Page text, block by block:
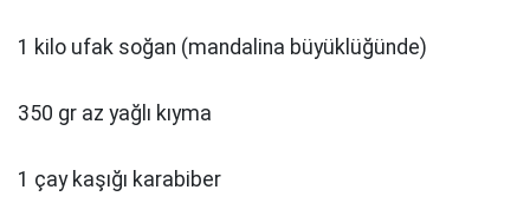
1 kilo ufak soğan (mandalina büyüklüğünde)
350 gr az yağlı kıyma
1 çay kaşığı karabiber